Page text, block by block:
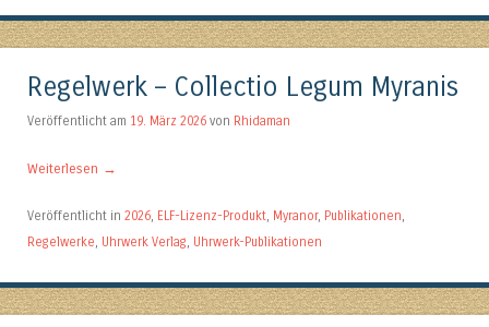
Regelwerk – Collectio Legum Myranis
Veröffentlicht am 19. März 2026 von Rhidaman
Weiterlesen →
Veröffentlicht in 2026 ELF-Lizenz-Produkt Myranor, Publikationen
Regelwerke Uhrwerk Verlag Uhrwerk-Publikationen